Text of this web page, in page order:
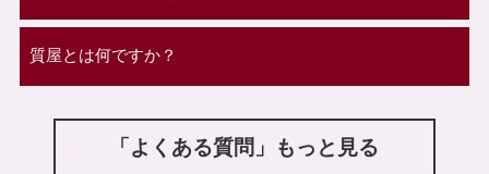
質屋とは何ですか？
「よくある質問」もっと見る